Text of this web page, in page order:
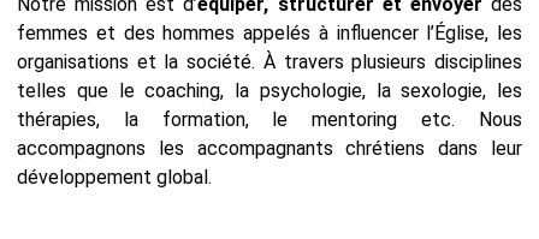
femmes et des hommes appelés à influencer l’Église, les
organisations et la société. À travers plusieurs disciplines
telles que le coaching, la psychologie, la sexologie, les
thérapies, la formation, le mentoring etc. Nous
accompagnons les accompagnants chrétiens dans leur
développement global.